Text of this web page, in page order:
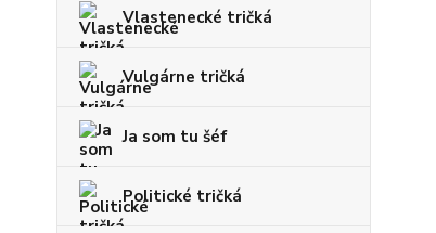
Vlastenecké tričká
Vulgárne tričká
Ja som tu šéf
Politické tričká